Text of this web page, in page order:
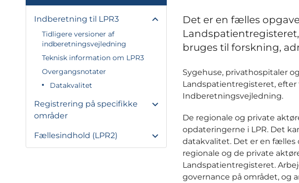
Indberetning til LPR3
Tidligere versioner af
indberetningsvejledning
Teknisk information om LPR3
Overgangsnotater
Datakvalitet
Registrering på specifikke
områder
Fællesindhold (LPR2)
Det er en fælles
bruges til forskning,
Sygehuse, privathospitaler
Landspatientregisteret, efter
Indberetningsvejledning.
De regionale og private
opdateringerne i LPR. Det
datakvalitet. Det er en fælles
regionale og de private
Landspatientregisteret.
governance på området, og